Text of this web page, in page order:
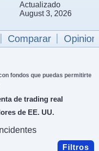
Actualizado
August 3, 2026
Comparar
fondos que puedas permitirte
de trading real
de EE. UU.
Filtros